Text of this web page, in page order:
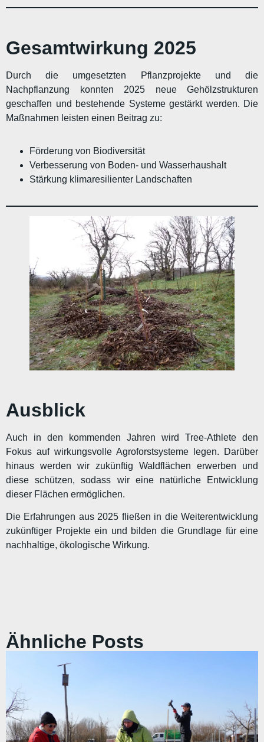
Gesamtwirkung 2025
Durch die umgesetzten Pflanzprojekte und die
Nachpflanzung konnten 2025 neue Gehölzstrukturen
geschaffen und bestehende Systeme gestärkt werden. Die
Maßnahmen leisten einen Beitrag zu:
Förderung von Biodiversität
Verbesserung von Boden- und Wasserhaushalt
Stärkung klimaresilienter Landschaften
Ausblick
Auch in den kommenden Jahren wird Tree-Athlete den
Fokus auf wirkungsvolle Agroforstsysteme legen. Darüber
hinaus werden wir zukünftig Waldflächen erwerben und
diese schützen, sodass wir eine natürliche Entwicklung
dieser Flächen ermöglichen.
Die Erfahrungen aus 2025 fließen in die Weiterentwicklung
zukünftiger Projekte ein und bilden die Grundlage für eine
nachhaltige, ökologische Wirkung.
Ähnliche Posts